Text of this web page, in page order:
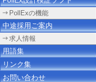
PollExの機能
中途採用ご案内
求人情報
用語集
リンク集
お問い合わせ